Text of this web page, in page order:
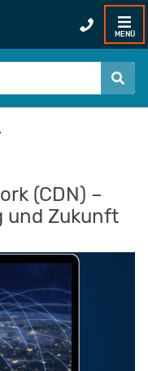
MENÜ
(CDN) –
und Zukunft